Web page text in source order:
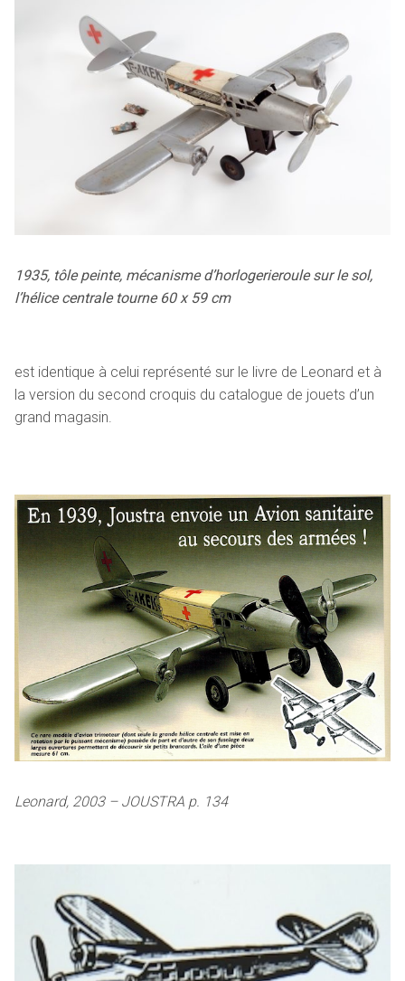
1935, tôle peinte, mécanisme d’horlogerieroule sur le sol,
l’hélice centrale tourne 60 x 59 cm
est identique à celui représenté sur le livre de Leonard et à
la version du second croquis du catalogue de jouets d’un
grand magasin.
Leonard, 2003 – JOUSTRA p. 134